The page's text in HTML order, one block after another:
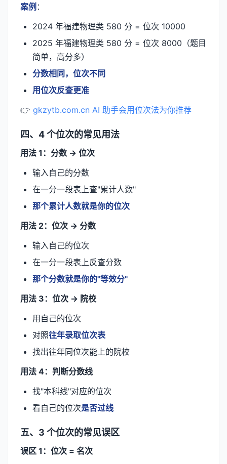
案例 ：
2024 年福建物理类 580 分 = 位次 10000
2025 年福建物理类 580 分 = 位次 8000（题目
简单，高分多）
分数相同，位次不同
用位次反查更准
👉 gkzytb.com.cn AI 助手会用位次法为你推荐
四、4 个位次的常见用法
用法 1：分数 → 位次
输入自己的分数
在一分一段表上查"累计人数"
那个累计人数就是你的位次
用法 2：位次 → 分数
输入自己的位次
在一分一段表上反查分数
那个分数就是你的"等效分"
用法 3：位次 → 院校
用自己的位次
对照往年录取位次表
找出往年同位次能上的院校
用法 4：判断分数线
找"本科线"对应的位次
看自己的位次是否过线
五、3 个位次的常见误区
误区 1：位次 = 名次